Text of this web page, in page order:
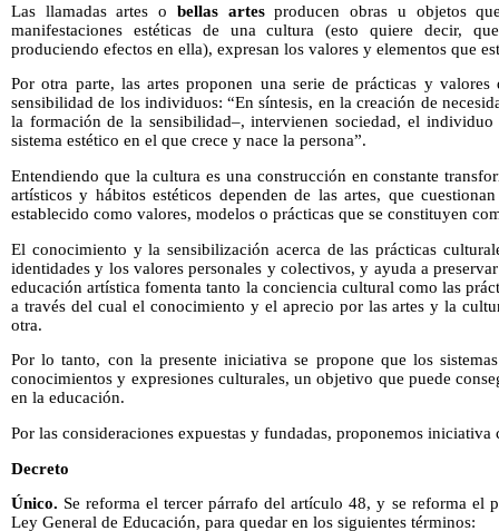
Las llamadas artes o bellas artesproducen obras u objetos
manifestaciones estéticas de una cultura (esto quiere decir,
produciendo efectos en ella), expresan los valores y elementos que
Por otra parte, las artes proponen una serie de prácticas y
sensibilidad de los individuos: “En síntesis, en la creación de
la formación de la sensibilidad–, intervienen sociedad, el
sistema estético en el que crece y nace la persona”.
Entendiendo que la cultura es una construcción en constante
artísticos y hábitos estéticos dependen de las artes, que
establecido como valores, modelos o prácticas que se constituyen
El conocimiento y la sensibilización acerca de las prácticas
identidades y los valores personales y colectivos, y ayuda a
educación artística fomenta tanto la conciencia cultural como las
a través del cual el conocimiento y el aprecio por las artes y la
otra.
Por lo tanto, con la presente iniciativa se propone que los
conocimientos y expresiones culturales, un objetivo que puede
en la educación.
Por las consideraciones expuestas y fundadas, proponemos iniciativa
Decreto
Único. Se reforma el tercer párrafo del artículo 48, y se reforma el
Ley General de Educación, para quedar en los siguientes términos: